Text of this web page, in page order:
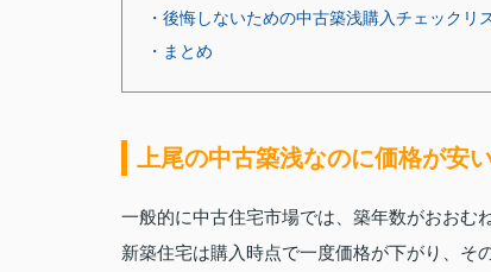
・後悔しないための中古築浅購入チェックリ
・まとめ
上尾の中古築浅なのに価格が安
一般的に中古住宅市場では、築年数がおおむ
新築住宅は購入時点で一度価格が下がり、そ